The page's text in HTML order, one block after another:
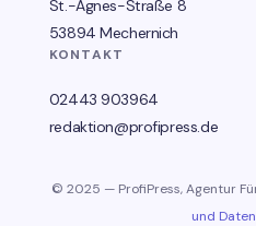
St.-Agnes-Straße 8
53894 Mechernich
KONTAKT
02443 903964
redaktion@profipress.de
© 2025 — ProfiPress, Agentur
und